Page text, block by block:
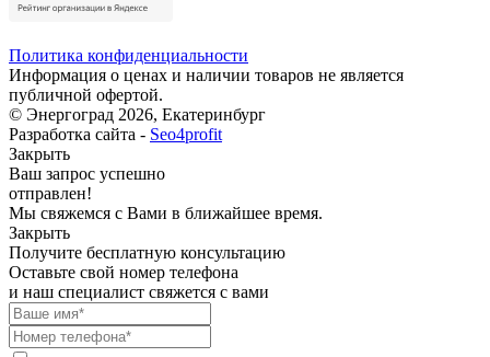
Политика конфиденциальности
Информация о ценах и наличии товаров не является
публичной офертой.
© Энергоград 2026, Екатеринбург
Разработка сайта - Seo4profit
Закрыть
Ваш запрос успешно
отправлен!
Мы свяжемся с Вами в ближайшее время.
Закрыть
Получите бесплатную консультацию
Оставьте свой номер телефона
и наш специалист свяжется с вами